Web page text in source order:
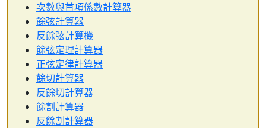
次數與首項係數計算器
餘弦計算器
反餘弦計算機
餘弦定理計算器
正弦定律計算器
餘切計算器
反餘切計算器
餘割計算器
反餘割計算器